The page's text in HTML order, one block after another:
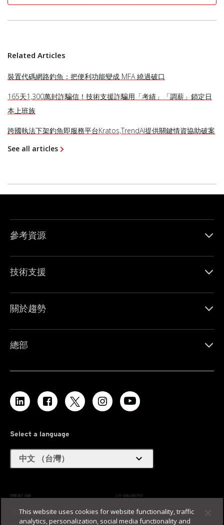
Related Articles
裝置代碼網路釣魚：把便利功能變成 MFA 繞過破口
165天1,300萬封詐騙信！技術支援詐騙用「考績」「調薪」鎖定日
本上班族
跨國執法下架釣魚即服務平台Kratos,TrendAI提供關鍵情資協助破案
See all articles
參考資源
技術支援
關於趨勢
總部
Select a language
中文 （台灣） expand_more
隱私權
法律資訊
身心障礙輔助
使用條款
This website uses cookies for website functionality, traffic
analytics, personalization, social media functionality and